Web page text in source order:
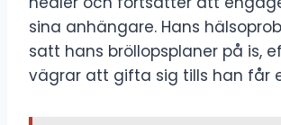
sina anhängare. Hans
satt hans bröllopsplaner på is,
vägrar att gifta sig tills han får